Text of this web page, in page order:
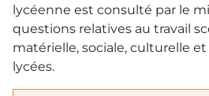
lycéenne est consulté par le
questions relatives au travail
matérielle, sociale, culturelle
lycées.